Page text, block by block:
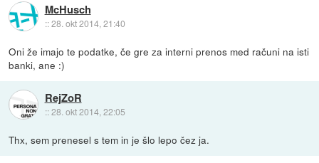
McHusch
::28. okt 2014, 21:40
Oni že imajo te podatke, če gre za interni prenos med računi na isti
banki, ane :)
RejZoR
::28. okt 2014, 22:05
Thx, sem prenesel s tem in je šlo lepo čez ja.